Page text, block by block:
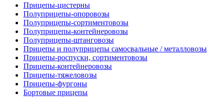
Прицепы-цистерны
Полуприцепы-опоровозы
Полуприцепы-сортиментовозы
Полуприцепы-контейнеровозы
Полуприцепы-штанговозы
Прицепы и полуприцепы самосвальные / металловозы
Прицепы-роспуски, сортиментовозы
Прицепы-контейнеровозы
Прицепы-тяжеловозы
Прицепы-фургоны
Бортовые прицепы